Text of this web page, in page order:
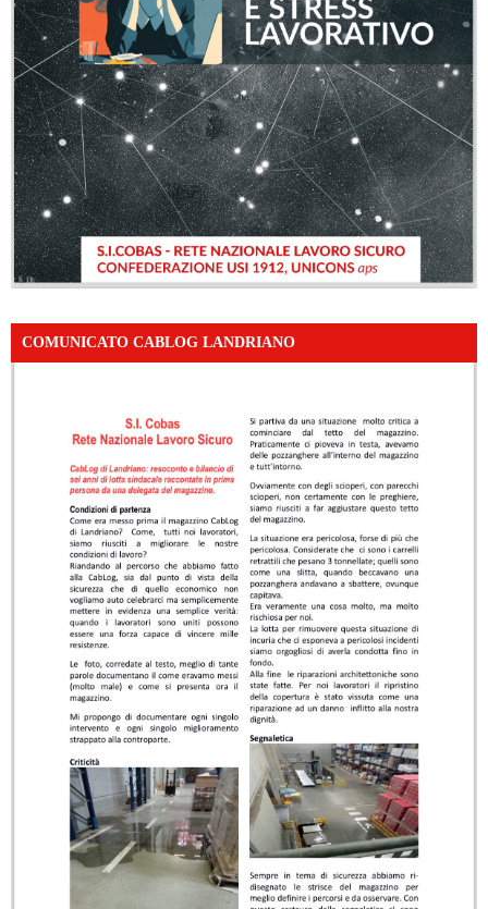
COMUNICATO CABLOG LANDRIANO